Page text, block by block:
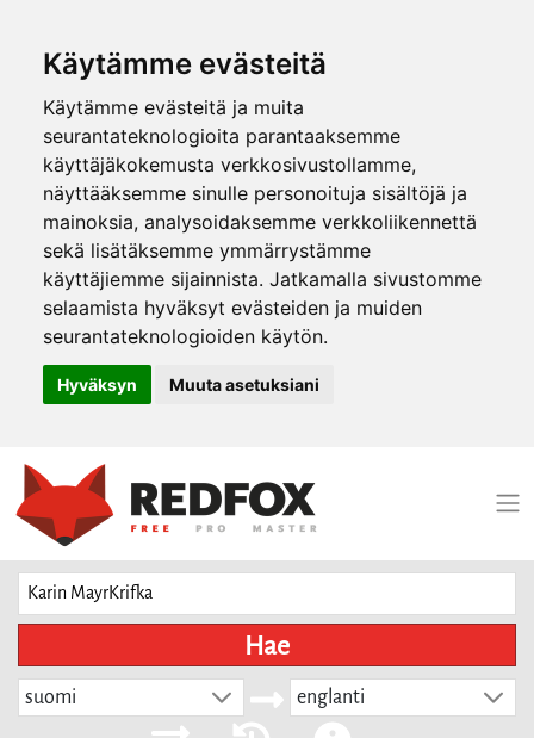
Käytämme evästeitä
Käytämme evästeitä ja muita
seurantateknologioita parantaaksemme
käyttäjäkokemusta verkkosivustollamme,
näyttääksemme sinulle personoituja sisältöjä ja
mainoksia, analysoidaksemme verkkoliikennettä
sekä lisätäksemme ymmärrystämme
käyttäjiemme sijainnista. Jatkamalla sivustomme
selaamista hyväksyt evästeiden ja muiden
seurantateknologioiden käytön.
Hyväksyn Muuta asetuksiani
Hae
suomi englanti